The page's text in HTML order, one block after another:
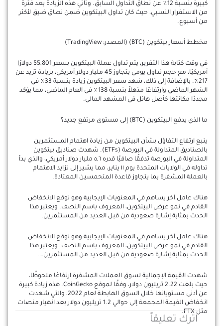
كبيرة بنسبة 12٪ عن نطاق التداول السابق. وتأتي هذه الزيادة بعد فترة
من الاستقرار النسبي، حيث كان تداول البيتكوين ضمن نطاق ضيق لأكثر
من أسبوع.
مخطط أسعار بيتكوين (BTC) (المصدر: TradingView)
في وقت كتابة هذا التقرير، يتم تداول عملة البيتكوين بسعر 55,801 دولارًا
أمريكيًا، مع حجم تداول يومي يتجاوز 45 مليار دولار أمريكي، بزيادة تزيد عن
217٪. بالإضافة إلى ذلك، شهد سعر البيتكوين زيادة بنسبة 33٪ في
الشهر الماضي وارتفاعًا مذهلاً بنسبة 138٪ في العام الماضي، مما يؤكد
مجددًا مكانتها كأصل هائل في المشهد المالي.
ما الذي يدفع البيتكوين (BTC) إلى مستوى مرتفع جديد؟
ينبع ارتفاع التفاؤل بشأن البيتكوين من زيادة اهتمام المستثمرين
بالصناديق المتداولة في البورصة (ETFs). شهدت صناديق بيتكوين
المتداولة في البورصة تدفقًا صافيًا قدره ٥,٦ مليار دولار أمريكي، والذي بدأ
تداوله في الولايات المتحدة يوم ١١ يناير، مما يشير إلى تزايد الاهتمام
بالعملة المشفرة بما يتجاوز قاعدة المتحمسين المعتادة.
هناك عامل آخر يساهم في المعنويات الإيجابية وهو توقع الانخفاض
القادم في نمو عرض البيتكوين، المعروف باسم النصف. ويعتبر هذا
الحدث بمثابة إشارة صعودية من قبل العديد من المستثمرين.
هناك عامل آخر يساهم في المعنويات الإيجابية وهو توقع الانخفاض
القادم في نمو عرض البيتكوين، المعروف باسم النصف. ويعتبر هذا
الحدث بمثابة إشارة صعودية من قبل العديد من المستثمرين….
شهدت القيمة الإجمالية لسوق العملات المشفرة ارتفاعًا ملحوظًا،
حيث بلغت 2.22 تريليون دولار، وفقًا لموقع CoinGecko. هذه زيادة كبيرة
عن أدنى مستوياتها خلال السوق الهابطة لعام 2022، والتي شهدت
انخفاض القيمة المجمعة إلى حوالي 1.2 تريليون دولار بعد انهيار منصات
مثل FTX.
اترك تعليقاً